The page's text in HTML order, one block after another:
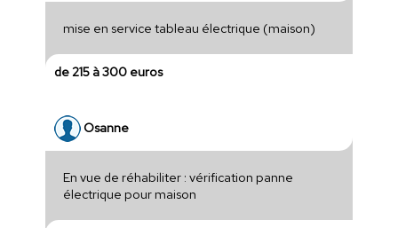
mise en service tableau électrique (maison)
de 215 à 300 euros
Osanne
En vue de réhabiliter : vérification panne
électrique pour maison